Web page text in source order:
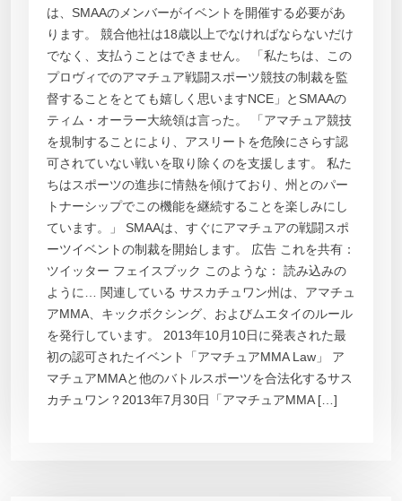
は、SMAAのメンバーがイベントを開催する必要があ
ります。 競合他社は18歳以上でなければならないだけ
でなく、支払うことはできません。 「私たちは、この
プロヴィでのアマチュア戦闘スポーツ競技の制裁を監
督することをとても嬉しく思いますNCE」とSMAAの
ティム・オーラー大統領は言った。 「アマチュア競技
を規制することにより、アスリートを危険にさらす認
可されていない戦いを取り除くのを支援します。 私た
ちはスポーツの進歩に情熱を傾けており、州とのパー
トナーシップでこの機能を継続することを楽しみにし
ています。」 SMAAは、すぐにアマチュアの戦闘スポ
ーツイベントの制裁を開始します。 広告 これを共有：
ツイッター フェイスブック このような： 読み込みの
ように… 関連している サスカチュワン州は、アマチュ
アMMA、キックボクシング、およびムエタイのルール
を発行しています。 2013年10月10日に発表された最
初の認可されたイベント「アマチュアMMA Law」 ア
マチュアMMAと他のバトルスポーツを合法化するサス
カチュワン？2013年7月30日「アマチュアMMA […]